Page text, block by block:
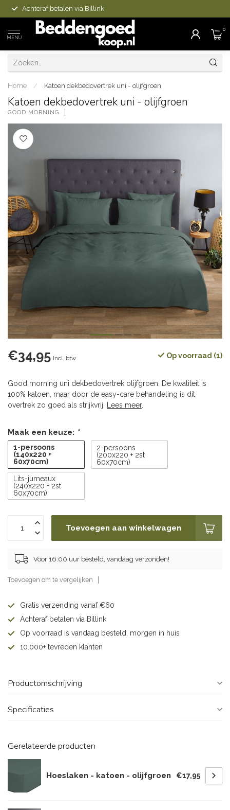
Achteraf betalen via Billink
MENU
0
Home / Katoen dekbedovertrek uni - olijfgroen
Katoen dekbedovertrek uni - olijfgroen
GOOD MORNING
€34,95 Incl. btw Op voorraad (1)
Good morning uni dekbedovertrek olijfgroen. De kwaliteit is
100% katoen, maar door de easy-care behandeling is dit
overtrek zo goed als strijkvrij.
Lees meer.
Maak een keuze: *
1-persoons
(140x220 +
60x70cm)
2-persoons
(200x220 + 2st
60x70cm)
Lits-jumeaux
(240x220 + 2st
60x70cm)
Toevoegen aan winkelwagen
Voor 16:00 uur besteld, vandaag verzonden!
Toevoegen om te vergelijken
Gratis verzending vanaf €60
Achteraf betalen via Billink
Op voorraad is vandaag besteld, morgen in huis
10.000+ tevreden klanten
Productomschrijving
Specificaties
Gerelateerde producten
Hoeslaken - katoen - olijfgroen €17,95